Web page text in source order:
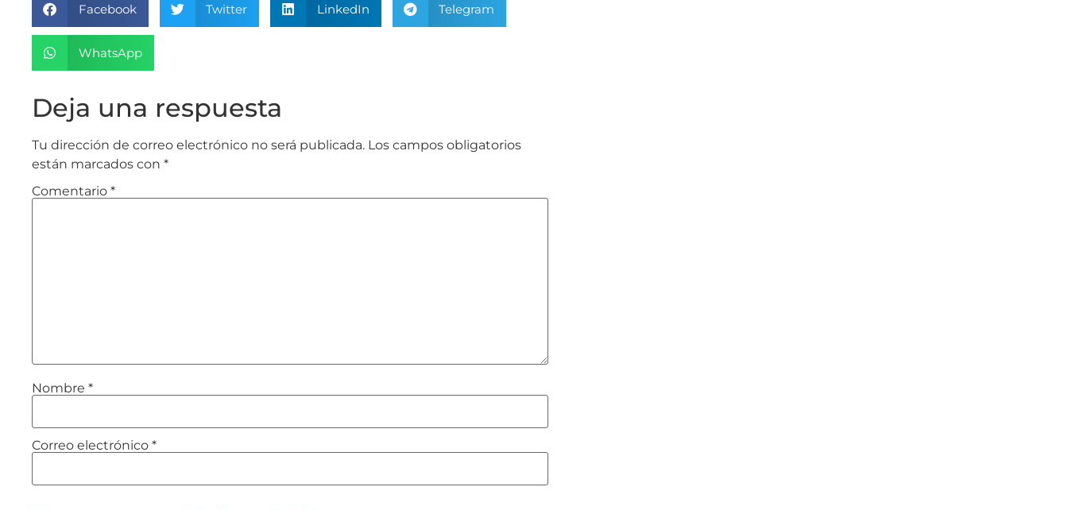
Facebook Twitter LinkedIn Telegram
WhatsApp
Deja una respuesta
Tu dirección de correo electrónico no será publicada. Los campos obligatorios
están marcados con *
Comentario *
Nombre *
Correo electrónico *